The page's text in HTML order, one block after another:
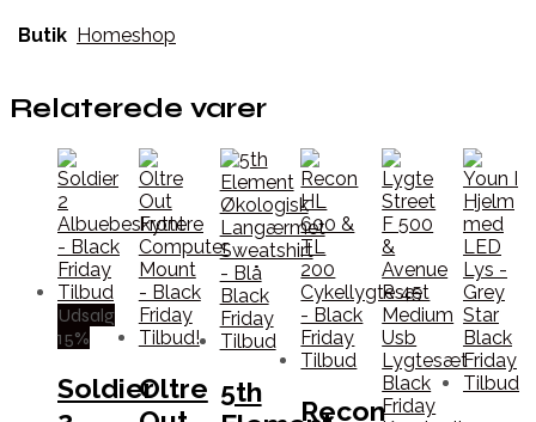
Butik Homeshop
Relaterede varer
Udsalg
15%
SoldierOltre 5th
Recon